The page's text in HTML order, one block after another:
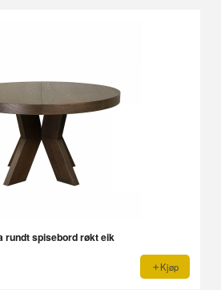
rundt spisebord røkt eik
Kjøp